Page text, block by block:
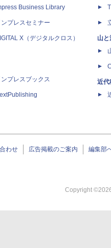
Business Library
ンプレスセミナー
X（デジタルクロス）
ンプレスブックス
山と
近代
わせ 広告掲載のご案内 編集部
Copyright ©